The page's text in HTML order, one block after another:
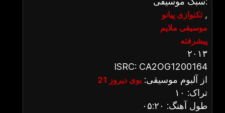
تکنوازی پیانو,
موسیقی ملایم
پیشرفته
۲۰۱۳
ISRC: CA2OG1200164
از آلبوم موسیقی: بوی دیروز 21
تراک: ۱۰
طول آهنگ: ۰۵:۲۰